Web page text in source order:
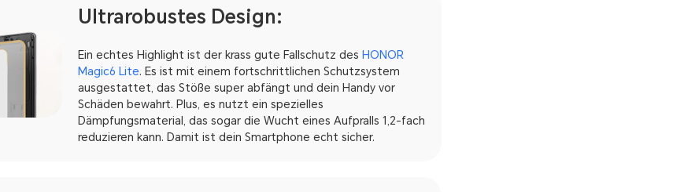
Ultrarobustes Design:
Ein echtes Highlight ist der krass gute Fallschutz des HONOR
Magic6 Lite. Es ist mit einem fortschrittlichen Schutzsystem
ausgestattet, das Stöße super abfängt und dein Handy vor
Schäden bewahrt. Plus, es nutzt ein spezielles
Dämpfungsmaterial, das sogar die Wucht eines Aufpralls 1,2-fach
reduzieren kann. Damit ist dein Smartphone echt sicher.